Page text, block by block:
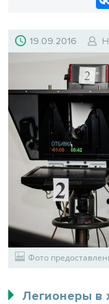
19.09.2016
Фото
Легионеры в